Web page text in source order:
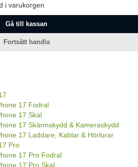
i varukorgen
Gå till kassan
Fortsätt handla
17 Fodral
17 Skal
17 Skärmskydd & Kameraskydd
17 Laddare, Kablar & Hörlurar
Pro
17 Pro Fodral
17 Pro Skal